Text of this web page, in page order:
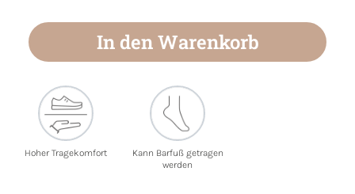
In den Warenkorb
Hoher Tragekomfort
Kann Barfuß getragen
werden